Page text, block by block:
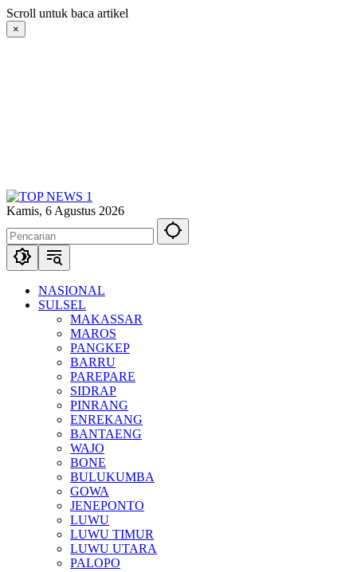
Langsung
ke
konten
Scroll untuk baca artikel
×
Kamis, 6 Agustus 2026
NASIONAL
SULSEL
MAKASSAR
MAROS
PANGKEP
BARRU
PAREPARE
SIDRAP
PINRANG
ENREKANG
BANTAENG
WAJO
BONE
BULUKUMBA
GOWA
JENEPONTO
LUWU
LUWU TIMUR
LUWU UTARA
PALOPO